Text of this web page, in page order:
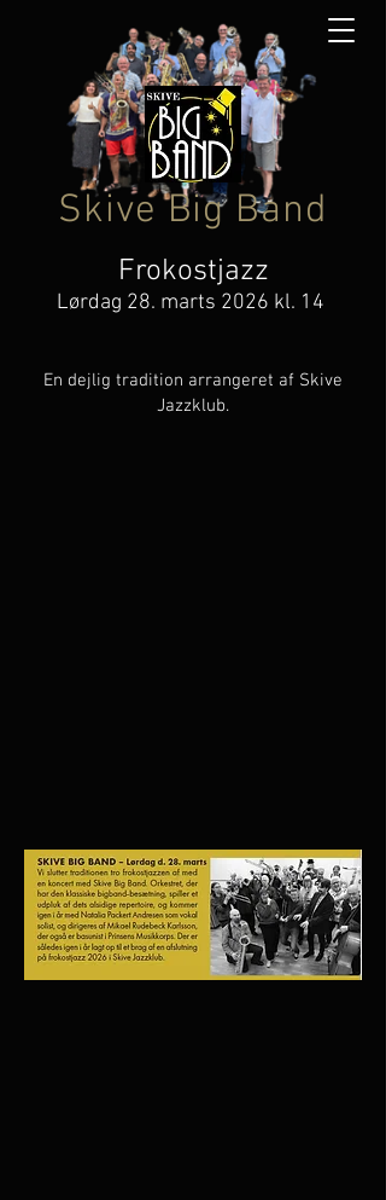
Skive Big Band
Frokostjazz
Lørdag 28. marts 2026 kl. 14
En dejlig tradition arrangeret af Skive
Jazzklub.